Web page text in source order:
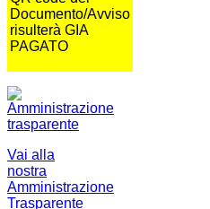
Documento/Avviso
risulterà GIA
PAGATO
Vai alla
nostra
Amministrazione
Trasparente